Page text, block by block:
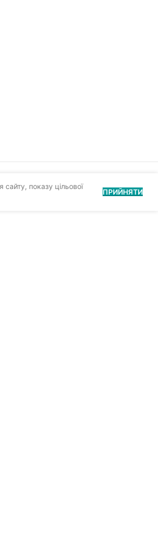
показу цільової
ПРИЙНЯТИ